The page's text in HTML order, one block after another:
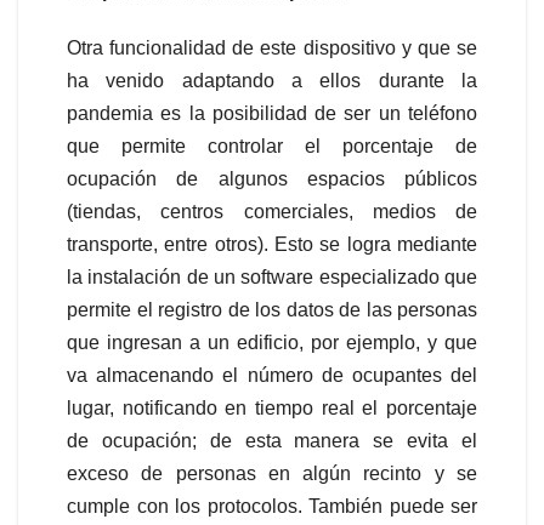
Otra funcionalidad de este dispositivo y que se
ha venido adaptando a ellos durante la
pandemia es la posibilidad de ser un teléfono
que permite controlar el porcentaje de
ocupación de algunos espacios públicos
(tiendas, centros comerciales, medios de
transporte, entre otros). Esto se logra mediante
la instalación de un software especializado que
permite el registro de los datos de las personas
que ingresan a un edificio, por ejemplo, y que
va almacenando el número de ocupantes del
lugar, notificando en tiempo real el porcentaje
de ocupación; de esta manera se evita el
exceso de personas en algún recinto y se
cumple con los protocolos. También puede ser